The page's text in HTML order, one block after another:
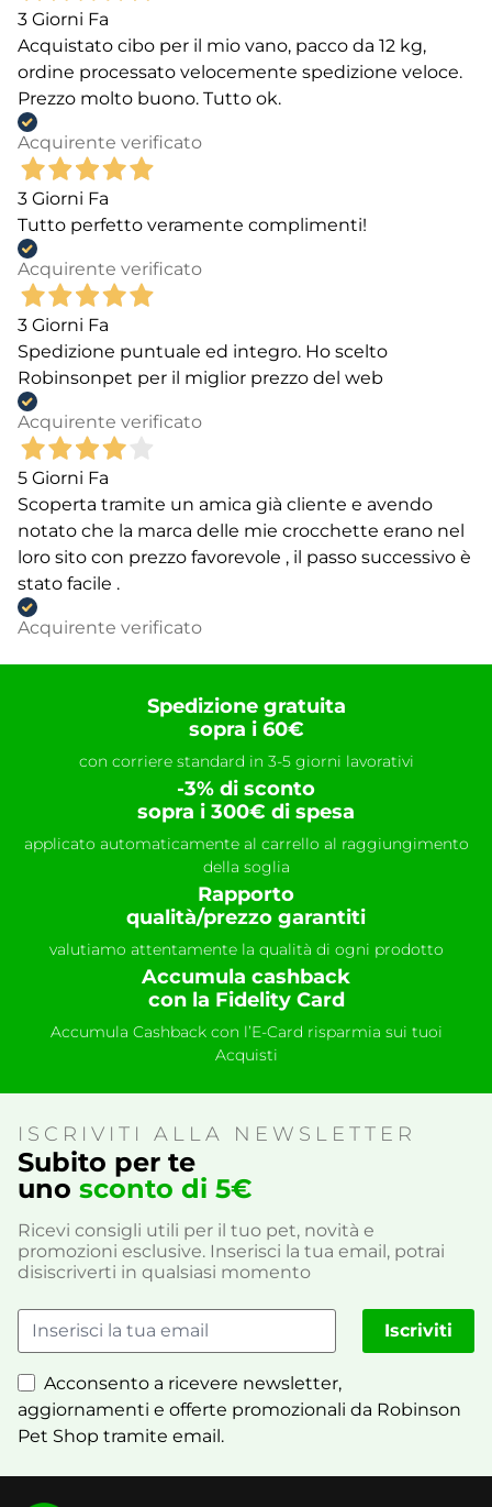
3 Giorni Fa
Acquistato cibo per il mio vano, pacco da 12 kg,
ordine processato velocemente spedizione veloce.
Prezzo molto buono. Tutto ok.
Acquirente verificato
3 Giorni Fa
Tutto perfetto veramente complimenti!
Acquirente verificato
3 Giorni Fa
Spedizione puntuale ed integro. Ho scelto
Robinsonpet per il miglior prezzo del web
Acquirente verificato
5 Giorni Fa
Scoperta tramite un amica già cliente e avendo
notato che la marca delle mie crocchette erano nel
loro sito con prezzo favorevole , il passo successivo è
stato facile .
Acquirente verificato
Spedizione gratuita
sopra i 60€
con corriere standard in 3-5 giorni lavorativi
-3% di sconto
sopra i 300€ di spesa
applicato automaticamente al carrello al raggiungimento
della soglia
Rapporto
qualità/prezzo garantiti
valutiamo attentamente la qualità di ogni prodotto
Accumula cashback
con la Fidelity Card
Accumula Cashback con l’E-Card risparmia sui tuoi
Acquisti
ISCRIVITI ALLA NEWSLETTER
Subito per te
uno sconto di 5€
Ricevi consigli utili per il tuo pet, novità e
promozioni esclusive. Inserisci la tua email, potrai
disiscriverti in qualsiasi momento
Acconsento a ricevere newsletter,
aggiornamenti e offerte promozionali da Robinson
Pet Shop tramite email.
Iscriviti